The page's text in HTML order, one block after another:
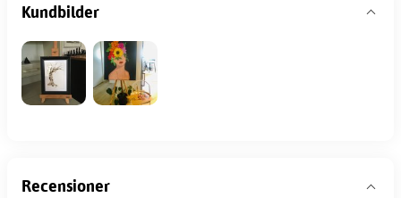
Kundbilder
Recensioner